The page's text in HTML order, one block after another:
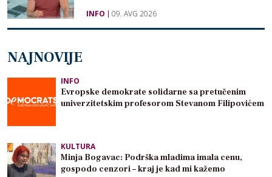
INFO 09. AVG 2026
NAJNOVIJE
INFO
Evropske demokrate solidarne sa pretučenim
univerzitetskim profesorom Stevanom Filipovićem
KULTURA
Minja Bogavac: Podrška mladima imala cenu,
gospodo cenzori – kraj je kad mi kažemo